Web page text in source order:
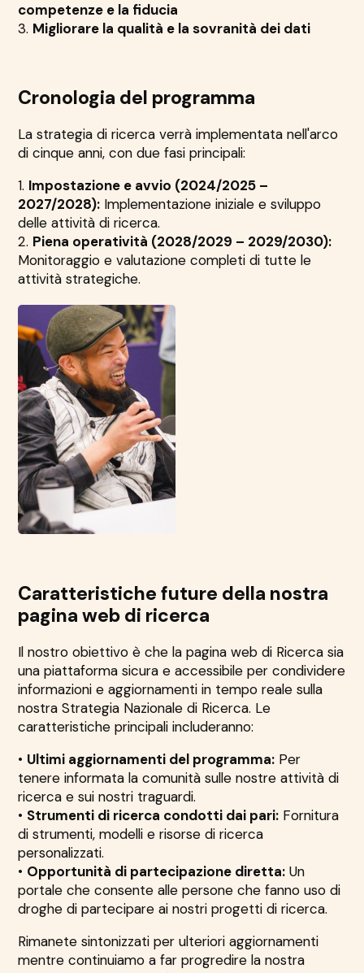
competenze e la fiducia
3. Migliorare la qualità e la sovranità dei dati
Cronologia del programma
La strategia di ricerca verrà implementata nell'arco
di cinque anni, con due fasi principali:
1. Impostazione e avvio (2024/2025 –
2027/2028): Implementazione iniziale e sviluppo
delle attività di ricerca.
2. Piena operatività (2028/2029 – 2029/2030):
Monitoraggio e valutazione completi di tutte le
attività strategiche.
Caratteristiche future della nostra
pagina web di ricerca
Il nostro obiettivo è che la pagina web di Ricerca sia
una piattaforma sicura e accessibile per condividere
informazioni e aggiornamenti in tempo reale sulla
nostra Strategia Nazionale di Ricerca. Le
caratteristiche principali includeranno:
• Ultimi aggiornamenti del programma: Per
tenere informata la comunità sulle nostre attività di
ricerca e sui nostri traguardi.
• Strumenti di ricerca condotti dai pari: Fornitura
di strumenti, modelli e risorse di ricerca
personalizzati.
• Opportunità di partecipazione diretta: Un
portale che consente alle persone che fanno uso di
droghe di partecipare ai nostri progetti di ricerca.
Rimanete sintonizzati per ulteriori aggiornamenti
mentre continuiamo a far progredire la nostra